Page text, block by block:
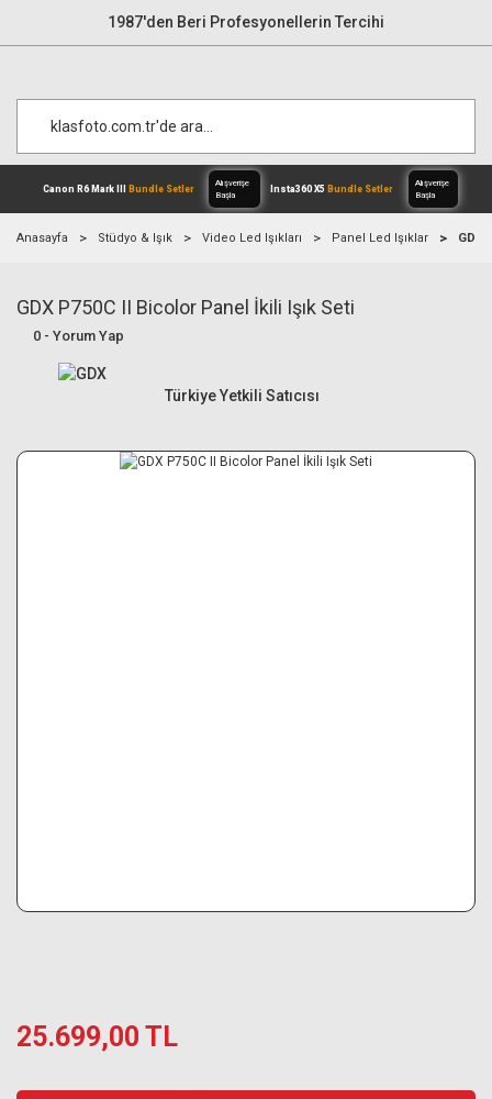
1987'den Beri Profesyonellerin Tercihi
Canon R6 Mark IIIBundle Setler
Anasayfa Stüdyo & Işık Video Led Işıkları Panel Led Işıklar GDX
GDX P750C II Bicolor Panel İkili Işık Seti
0 - Yorum Yap
Türkiye Yetkili Satıcısı
25.699,00 TL